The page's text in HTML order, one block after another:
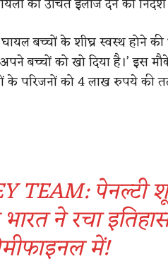
बच्चों के शीघ्र स्वस्थ होने की
बच्चों को खो दिया है।’ इस
के परिजनों को 4 लाख रुपये की
TEAM:
भारत ने रचा
में!